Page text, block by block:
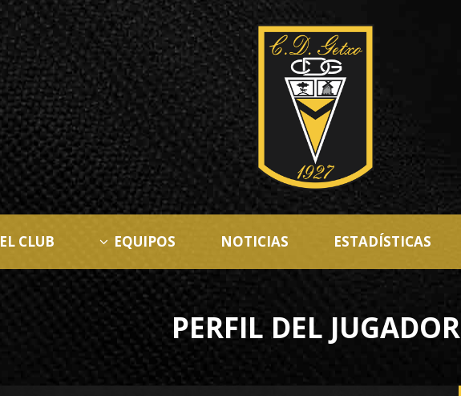
EL CLUB EQUIPOS NOTICIAS ESTADÍSTICAS
PERFIL DEL JUGADOR